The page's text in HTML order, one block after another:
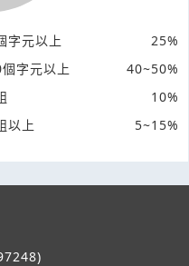
字元以上
25%
字元以上
40~50%
10%
以上 5~15%